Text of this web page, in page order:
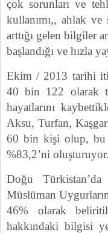
çok sorunları ve
kullanımı,, ahlak ve
arttığı gelen bilgiler
başlandığı ve hızla
Ekim / 2013 tarihi
40 bin 122 olarak
hayatlarını
Aksu, Turfan,
60 bin kişi olup, bu
%83,2’ni oluşturuyor.
Doğu
Müslüman
46% olarak
hakkındaki bilgisi